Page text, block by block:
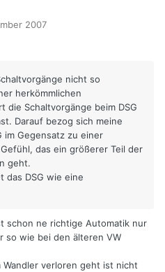
2007
nicht so
herkömmlichen
die Schaltvorgänge beim DSG
Darauf bezog sich meine
im Gegensatz zu einer
das ein größerer Teil der
geht.
das DSG wie eine
schon ne richtige Automatik nur
so wie bei den älteren VW
Wandler verloren geht ist nicht